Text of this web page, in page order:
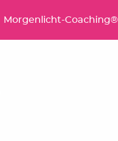
Morgenlicht-Coaching®